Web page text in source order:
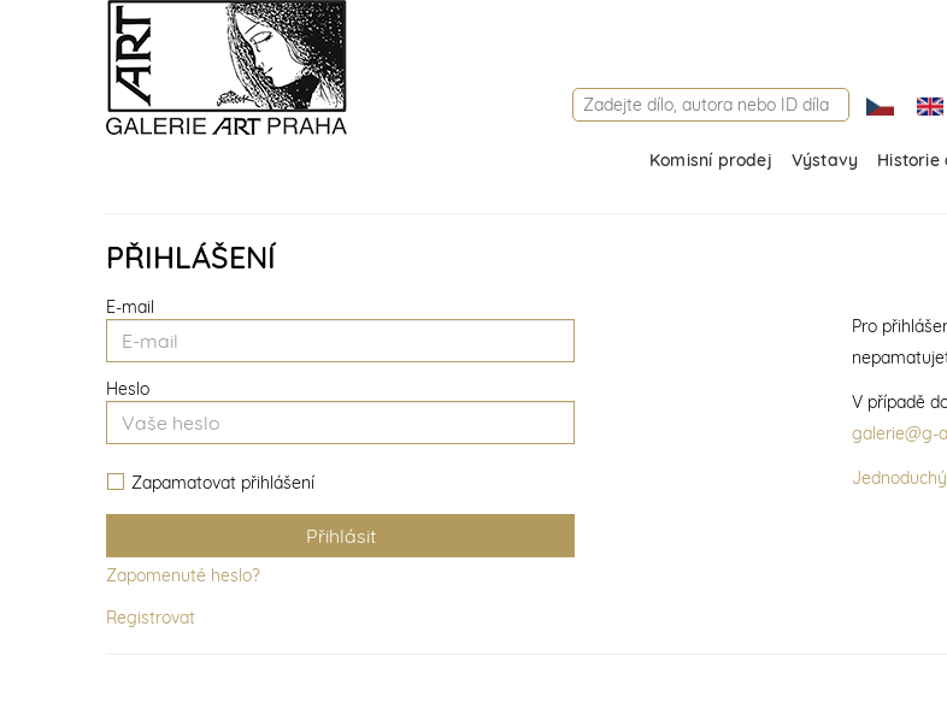
Komisní prodej Výstavy Historie
PŘIHLÁŠENÍ
E-mail
Heslo
Zapamatovat přihlášení
Zapomenuté heslo?
Registrovat
Pro
V případě
galerie@g-